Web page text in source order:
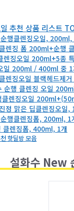
추천 상품 리스트
행클렌징오일, 200ml,
렌징 폼 200ml+순행
렌징오일 200ml+5종
일 200ml / 400ml 중 1
렌징오일 블랙헤드제
순행 클렌징 오일
클렌징오일
정 맑은 딥클렌징오일
행클렌징폼, 200ml, 1
클렌징폼, 400ml, 1개
핫딜방 모음
설화수 New